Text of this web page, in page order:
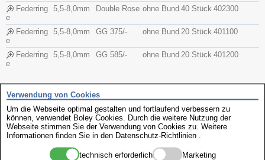
Federring
e
5,5-8,0mm Double Rose ohne Bund 40 Stück 402300
Federring
e
5,5-8,0mm GG 375/- ohne Bund 20 Stück 401100
Federring
e
5,5-8,0mm GG 585/- ohne Bund 20 Stück 401200
weitere interessante Produkte
Verwendung von Cookies
Um die Webseite optimal gestalten und fortlaufend verbessern zu
können, verwendet Boley Cookies. Durch die weitere Nutzung der
Webseite stimmen Sie der Verwendung von Cookies zu. Weitere
Informationen finden Sie in den Datenschutz-Richtlinien
technisch erforderlich
Marketing